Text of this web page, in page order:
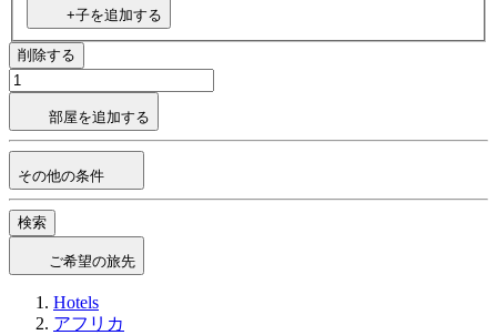
+子を追加する
削除する
部屋を追加する
その他の条件
検索
ご希望の旅先
Hotels
アフリカ